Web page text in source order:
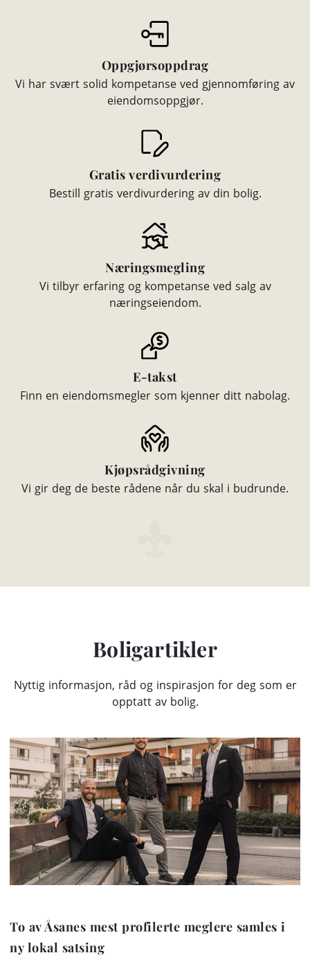
Oppgjørsoppdrag
Vi har svært solid kompetanse ved gjennomføring av
eiendomsoppgjør.
Gratis verdivurdering
Bestill gratis verdivurdering av din bolig.
Næringsmegling
Vi tilbyr erfaring og kompetanse ved salg av
næringseiendom.
E-takst
Finn en eiendomsmegler som kjenner ditt nabolag.
Kjøpsrådgivning
Vi gir deg de beste rådene når du skal i budrunde.
Boligartikler
Nyttig informasjon, råd og inspirasjon for deg som er
opptatt av bolig.
To av Åsanes mest profilerte meglere samles i
ny lokal satsing